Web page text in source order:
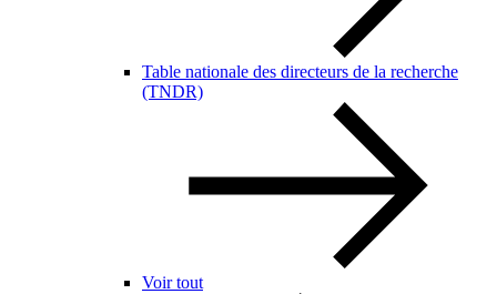
Table nationale des directeurs de la recherche
(TNDR)
Voir tout